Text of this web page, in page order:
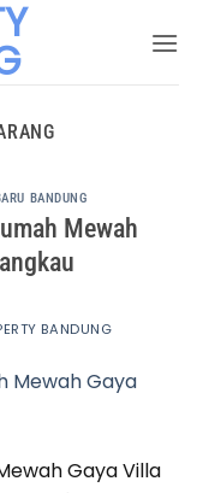
BANDUNG
Mewah
BANDUNG
Gaya Villa